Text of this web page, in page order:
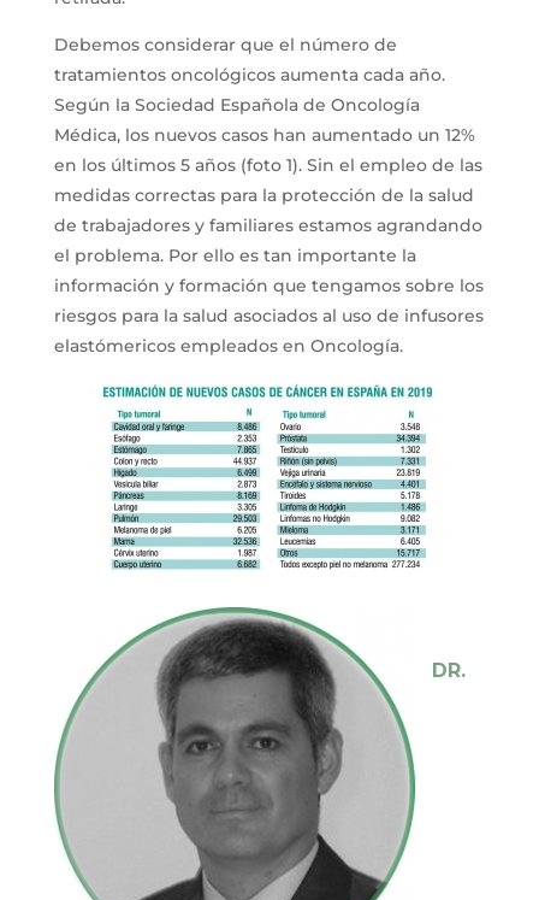
Debemos considerar que el número de
tratamientos oncológicos aumenta cada año.
Según la Sociedad Española de Oncología
Médica, los nuevos casos han aumentado un 12%
en los últimos 5 años (foto 1). Sin el empleo de las
medidas correctas para la protección de la salud
de trabajadores y familiares estamos agrandando
el problema. Por ello es tan importante la
información y formación que tengamos sobre los
riesgos para la salud asociados al uso de infusores
elastómericos empleados en Oncología.
DR.